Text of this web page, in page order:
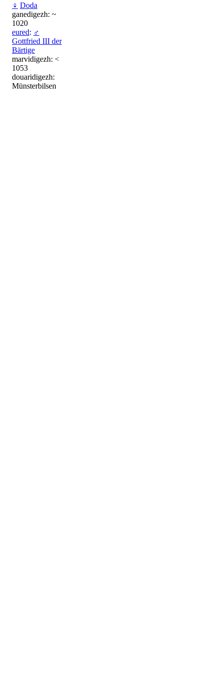
♀ Doda
ganedigezh: ~
1020
eured: ♂
Gottfried III der
Bärtige
marvidigezh: <
1053
douaridigezh:
Münsterbilsen